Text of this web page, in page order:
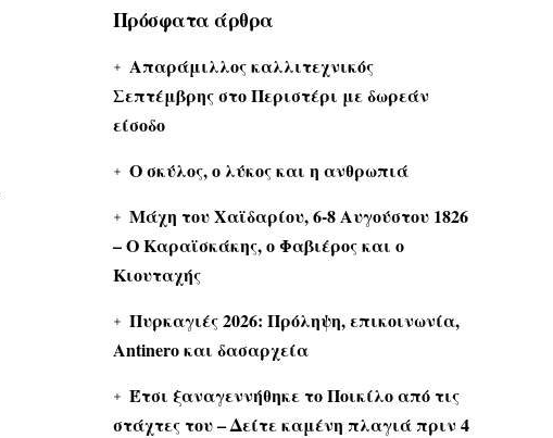
Πρόσφατα άρθρα
Απαράμιλλος καλλιτεχνικός
Σεπτέμβρης στο Περιστέρι με δωρεάν
είσοδο
Ο σκύλος, ο λύκος και η ανθρωπιά
Μάχη του Χαϊδαρίου, 6-8 Αυγούστου 1826
– Ο Καραϊσκάκης, ο Φαβιέρος και ο
Κιουταχής
Πυρκαγιές 2026: Πρόληψη, επικοινωνία,
Antinero και δασαρχεία
Έτσι ξαναγεννήθηκε το Ποικίλο από τις
στάχτες του – Δείτε καμένη πλαγιά πριν 4